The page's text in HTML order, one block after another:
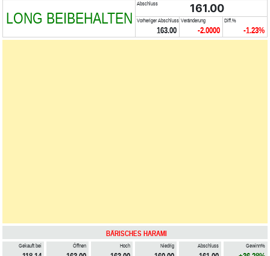
LONG BEIBEHALTEN
Abschluss 161.00
Vorheriger Abschluss
163.00
Veränderung
-2.0000
Diff.%
-1.23%
BÄRISCHES HARAMI
Gekauft bei Öffnen Hoch Niedrig Abschluss Gewinn%